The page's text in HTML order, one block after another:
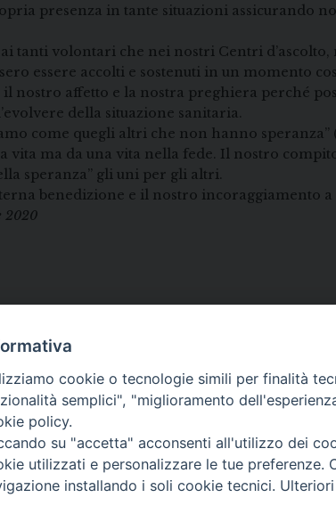
presenza in tante situazioni assicurando
tanti volontari che nei nostri Centri
essere accolti e sostenuti in un momento
il nostro affetto e la nostra preghiera perché
della situazione sanitaria.
come quegli altri che non hanno
vita ma da una vita nella fede. Il nostro
speranza” gli uni per gli altri.
benedizione e il nostro incoraggiamento a
2020
cookie o tecnologie simili per finalità
semplici", "miglioramento
policy.
su "accetta" acconsenti all'utilizzo dei
utilizzati e personalizzare le tue
installando i soli cookie tecnici.